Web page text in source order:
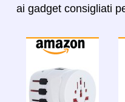
ai gadget consigliati